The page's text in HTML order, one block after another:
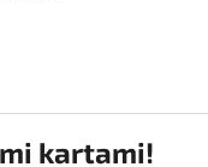
kartami!